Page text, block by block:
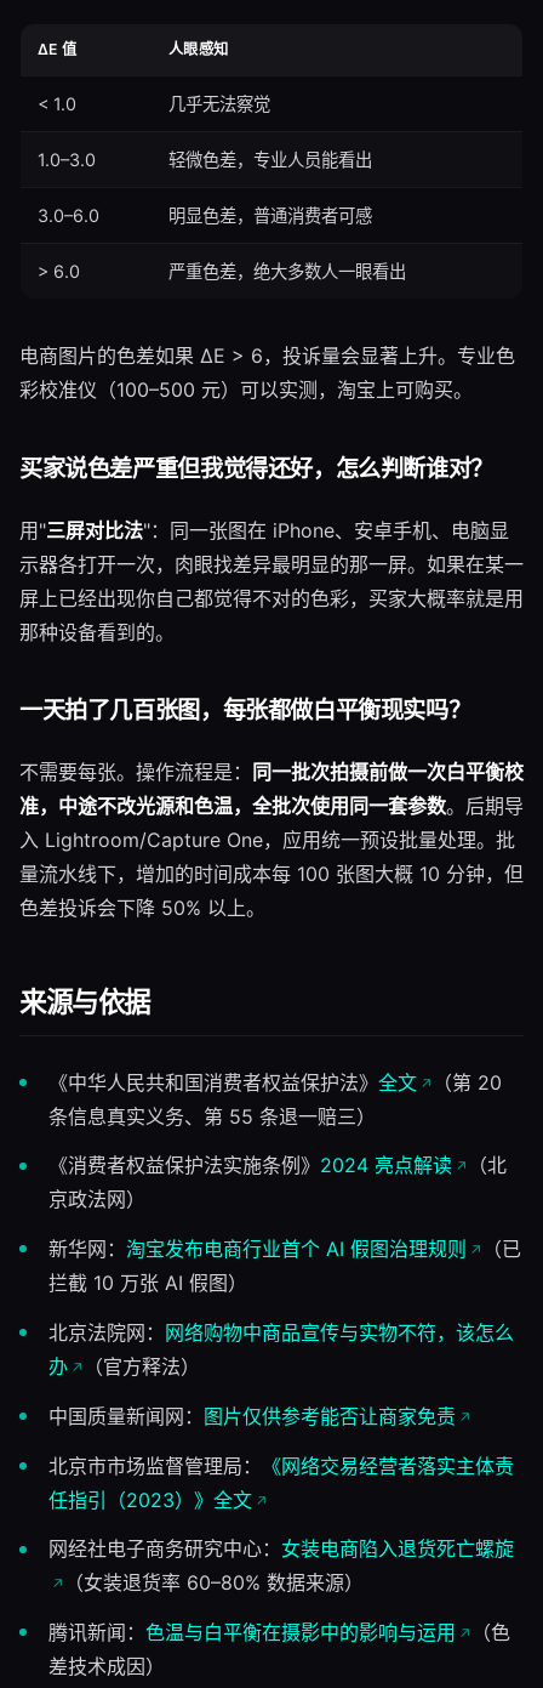
ΔE 值 人眼感知
< 1.0 几乎无法察觉
1.0–3.0 轻微色差，专业人员能看出
3.0–6.0 明显色差，普通消费者可感
> 6.0 严重色差，绝大多数人一眼看出
电商图片的色差如果 ΔE > 6，投诉量会显著上升。专业色
彩校准仪（100–500 元）可以实测，淘宝上可购买。
买家说色差严重但我觉得还好，怎么判断谁对？
用"三屏对比法"：同一张图在 iPhone、安卓手机、电脑显
示器各打开一次，肉眼找差异最明显的那一屏。如果在某一
屏上已经出现你自己都觉得不对的色彩，买家大概率就是用
那种设备看到的。
一天拍了几百张图，每张都做白平衡现实吗？
不需要每张。操作流程是：
同一批次拍摄前做一次白平衡校
准，中途不改光源和色温，全批次使用同一套参数。后期导
入 Lightroom/Capture One，应用统一预设批量处理。批
量流水线下，增加的时间成本每 100 张图大概 10 分钟，但
色差投诉会下降 50% 以上。
来源与依据
《中华人民共和国消费者权益保护法》 全文
（第 20
条信息真实义务、第 55 条退一赔三）
《消费者权益保护法实施条例》 2024 亮点解读
（北
京政法网）
新华网： 淘宝发布电商行业首个 AI 假图治理规则
（已
拦截 10 万张 AI 假图）
北京法院网： 网络购物中商品宣传与实物不符，该怎么
办
（官方释法）
中国质量新闻网： 图片仅供参考能否让商家免责
北京市市场监督管理局：
《网络交易经营者落实主体责
任指引（2023）》全文
网经社电子商务研究中心： 女装电商陷入退货死亡螺旋
（女装退货率 60–80% 数据来源）
腾讯新闻： 色温与白平衡在摄影中的影响与运用
（色
差技术成因）